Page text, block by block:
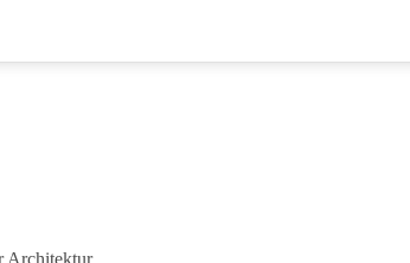
Architektur